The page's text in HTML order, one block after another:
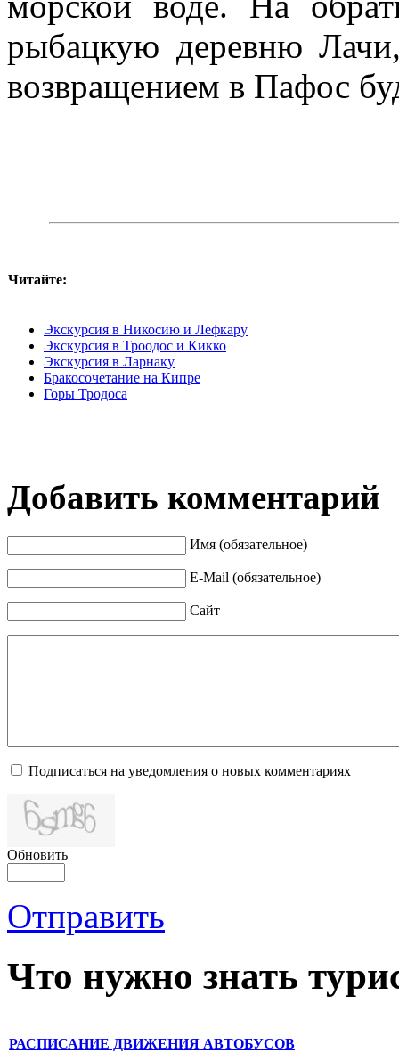
рыбацкую деревню
возвращением в Пафос
Читайте:
Экскурсия в Никосию и Лефкару
Экскурсия в Троодос и Кикко
Экскурсия в Ларнаку
Бракосочетание на Кипре
Горы Тродоса
Добавить комментарий
Имя (обязательное)
E-Mail (обязательное)
Сайт
Подписаться на уведомления о новых комментариях
Обновить
Отправить
Что нужно знать
РАСПИСАНИЕ ДВИЖЕНИЯ АВТОБУСОВ